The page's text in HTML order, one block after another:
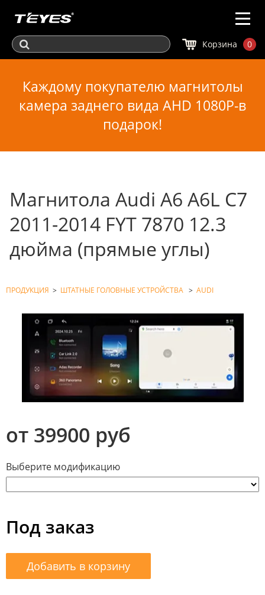
Корзина 0
Каждому покупателю магнитолы
камера заднего вида AHD 1080P-в
подарок!
Магнитола Audi A6 A6L C7
2011-2014 FYT 7870 12.3
дюйма (прямые углы)
ПРОДУКЦИЯ > ШТАТНЫЕ ГОЛОВНЫЕ УСТРОЙСТВА > AUDI
от 39900 руб
Выберите модификацию
Под заказ
Добавить в корзину